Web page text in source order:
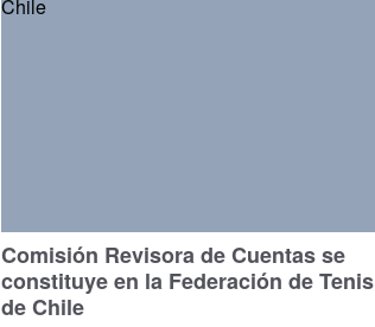
Comisión Revisora de Cuentas se
constituye en la Federación de Tenis
de Chile